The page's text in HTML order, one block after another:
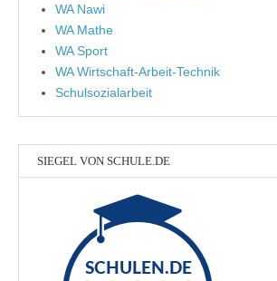
WA Nawi
WA Mathe
WA Sport
WA Wirtschaft-Arbeit-Technik
Schulsozialarbeit
SIEGEL VON SCHULE.DE